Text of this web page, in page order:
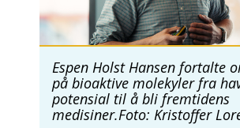
Espen Holst Hansen fortalte
på bioaktive molekyler fra
potensial til å bli fremtidens
medisiner.Foto: Kristoffer